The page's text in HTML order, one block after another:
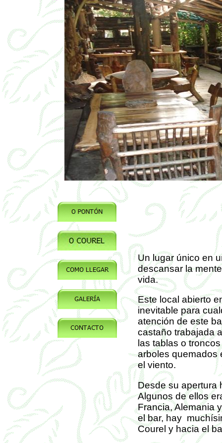
Un lugar único en
descansar la
vida.
Este local abierto
inevitable para
atención de este
castaño trabajada
las tablas o
arboles quemados
el viento.
Desde su apertura
Algunos de ellos
Francia, Alemania
el bar, hay
Courel y hacia el